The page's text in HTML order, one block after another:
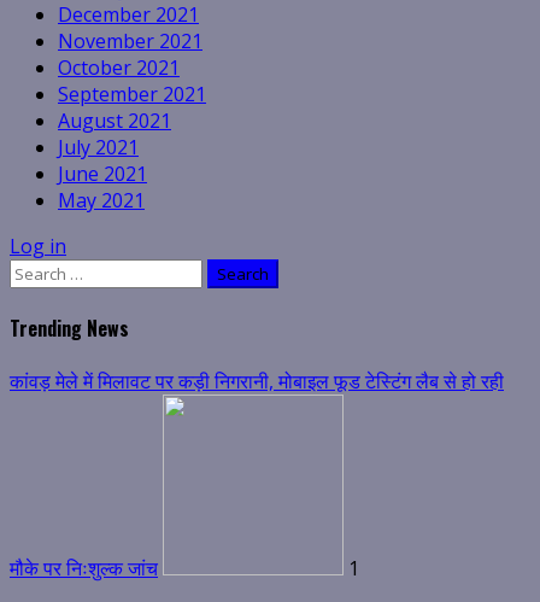
December 2021
November 2021
October 2021
September 2021
August 2021
July 2021
June 2021
May 2021
Log in
Search
Trending News
कांवड़ मेले में मिलावट पर कड़ी निगरानी, मोबाइल फूड टेस्टिंग लैब से हो रही
मौके पर निःशुल्क जांच 1